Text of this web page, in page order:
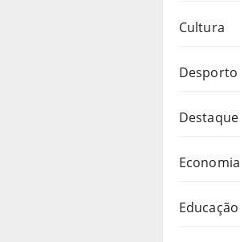
Cultura
Desporto
Destaque
Economia
Educação